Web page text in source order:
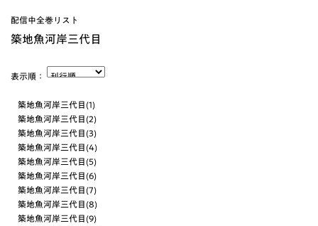
配信中全巻リスト
築地魚河岸三代目
表示順：
築地魚河岸三代目(1)
築地魚河岸三代目(2)
築地魚河岸三代目(3)
築地魚河岸三代目(4)
築地魚河岸三代目(5)
築地魚河岸三代目(6)
築地魚河岸三代目(7)
築地魚河岸三代目(8)
築地魚河岸三代目(9)